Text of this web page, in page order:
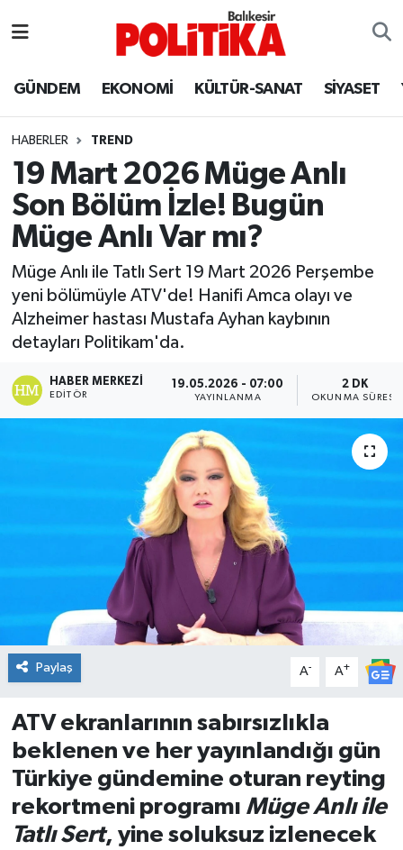
GÜNDEM EKONOMİ KÜLTÜR-SANAT SİYASET
HABERLER TREND
19 Mart 2026 Müge Anlı
Son Bölüm İzle! Bugün
Müge Anlı Var mı?
Müge Anlı ile Tatlı Sert 19 Mart 2026 Perşembe
yeni bölümüyle ATV'de! Hanifi Amca olayı ve
Alzheimer hastası Mustafa Ayhan kaybının
detayları Politikam'da.
HABER MERKEZI
EDITÖR
19.05.2026 - 07:00
YAYINLANMA
2 DK
OKUNMA SÜRESI
Paylaş A- A+
ATV ekranlarının sabırsızlıkla
beklenen ve her yayınlandığı gün
Türkiye gündemine oturan reyting
rekortmeni programı Müge Anlı ile
Tatlı Sert, yine soluksuz izlenecek
Ayvalık
Balya
Bandırma
Bigadiç
BİYOGRAFİLER
Burhaniye
ÇEVRE
EKONOMİ
Erdek
Gömeç
Gönen
Havran
Balıkesir Hava Durumu
Balıkesir Namaz Vakitleri
Balıkesir Trafik Yoğunluk Haritası
Süper Lig Puan Durumu ve Fikstür
Tüm Manşetler
Son Dakika Haberleri
Haber Arşivi